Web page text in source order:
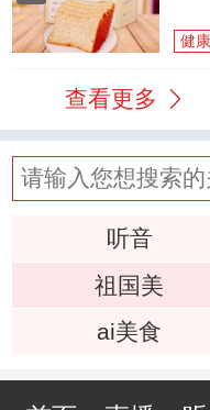
健
查看更多
听音
祖国美
ai美食